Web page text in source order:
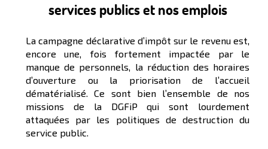
services publics et nos emplois
La campagne déclarative d’impôt sur le revenu est,
encore une, fois fortement impactée par le
manque de personnels, la réduction des horaires
d’ouverture ou la priorisation de l’accueil
dématérialisé. Ce sont bien l’ensemble de nos
missions de la DGFiP qui sont lourdement
attaquées par les politiques de destruction du
service public.